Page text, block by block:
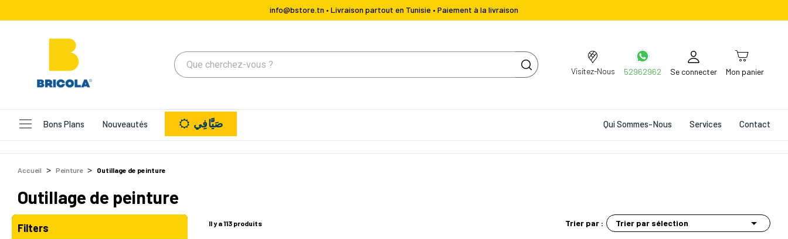
info@bstore.tn • Livraison partout en Tunisie • Paiement à la livraison
Visitez-Nous 52962962 Se connecter Mon panier
Bons Plans Nouveautés Qui Sommes-Nous Services Contact صَيَّافِي
Accueil Peinture Outillage de peinture
Outillage de peinture
Filters Il y a 113 produits Trier par : Trier par sélection 